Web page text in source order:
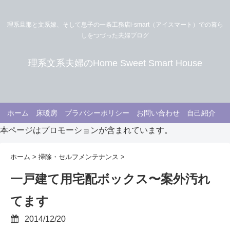
理系旦那と文系嫁、そして息子の一条工務店i-smart（アイスマート）での暮ら
しをつづった夫婦ブログ
理系文系夫婦のHome Sweet Smart House
ホーム 床暖房 プラバシーポリシー お問い合わせ 自己紹介
本ページはプロモーションが含まれています。
ホーム > 掃除・セルフメンテナンス >
一戸建て用宅配ボックス〜案外汚れ
てます
2014/12/20